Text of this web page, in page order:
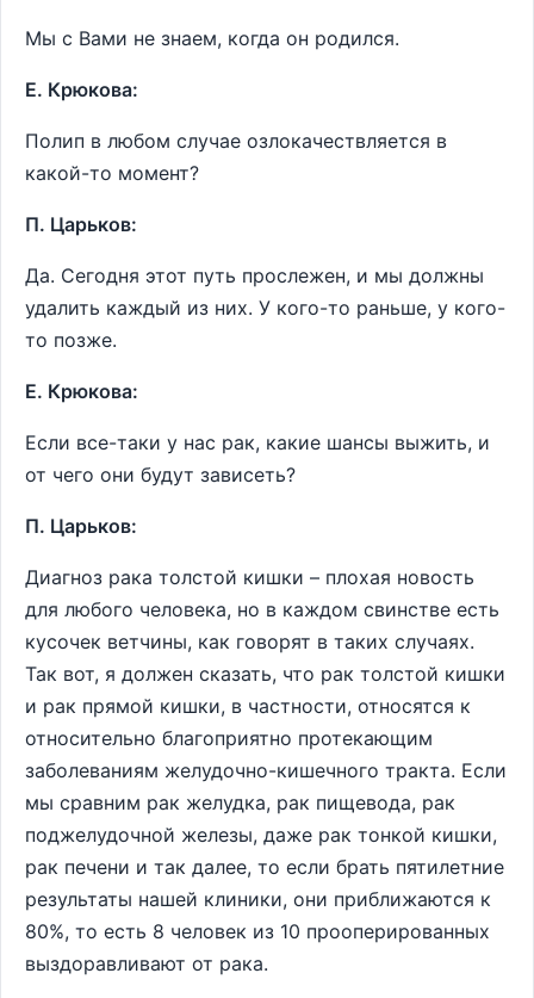
Мы с Вами не знаем, когда он родился.
Е. Крюкова:
Полип в любом случае озлокачествляется в
какой-то момент?
П. Царьков:
Да. Сегодня этот путь прослежен, и мы должны
удалить каждый из них. У кого-то раньше, у кого-
то позже.
Е. Крюкова:
Если все-таки у нас рак, какие шансы выжить, и
от чего они будут зависеть?
П. Царьков:
Диагноз рака толстой кишки – плохая новость
для любого человека, но в каждом свинстве есть
кусочек ветчины, как говорят в таких случаях.
Так вот, я должен сказать, что рак толстой кишки
и рак прямой кишки, в частности, относятся к
относительно благоприятно протекающим
заболеваниям желудочно-кишечного тракта. Если
мы сравним рак желудка, рак пищевода, рак
поджелудочной железы, даже рак тонкой кишки,
рак печени и так далее, то если брать пятилетние
результаты нашей клиники, они приближаются к
80%, то есть 8 человек из 10 прооперированных
выздоравливают от рака.